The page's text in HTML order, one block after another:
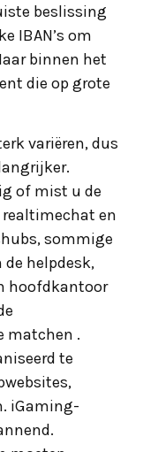
beslissing
IBAN’s om
binnen het
die op grote
variëren, dus
of mist u de
en
sommige
de helpdesk,
hoofdkantoor
matchen .
te
iGaming-